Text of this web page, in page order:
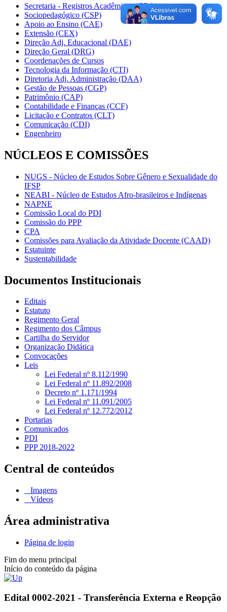
Secretaria - Registros Acadêmicos (CRA)
Sociopedagógico (CSP)
Apoio ao Ensino (CAE)
Extensão (CEX)
Direção Adj. Educacional (DAE)
Direção Geral (DRG)
Coordenações de Cursos
Tecnologia da Informação (CTI)
Diretoria Adj. Administração (DAA)
Gestão de Pessoas (CGP)
Patrimônio (CAP)
Contabilidade e Finanças (CCF)
Licitação e Contratos (CLT)
Comunicação (CDI)
Engenheiro
NÚCLEOS E COMISSÕES
NUGS - Núcleo de Estudos Sobre Gênero e Sexualidade do
IFSP
NEABI - Núcleo de Estudos Afro-brasileiros e Indígenas
NAPNE
Comissão Local do PDI
Comissão do PPP
CPA
Comissões para Avaliação da Atividade Docente (CAAD)
Estatuinte
Sustentabilidade
Documentos Institucionais
Editais
Estatuto
Regimento Geral
Regimento dos Câmpus
Cartilha do Servidor
Organização Didática
Convocações
Leis
Lei Federal nº 8.112/1990
Lei Federal nº 11.892/2008
Decreto nº 1.171/1994
Lei Federal nº 11.091/2005
Lei Federal nº 12.772/2012
Portarias
Comunicados
PDI
PPP 2018-2022
Central de conteúdos
Imagens
Vídeos
Área administrativa
Página de login
Fim do menu principal
Início do conteúdo da página
Edital 0002-2021 - Transferência Externa e Reopção